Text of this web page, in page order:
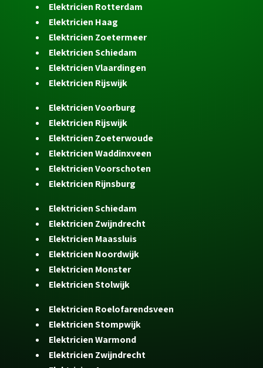
Elektricien Rotterdam
Elektricien Haag
Elektricien Zoetermeer
Elektricien Schiedam
Elektricien Vlaardingen
Elektricien Rijswijk
Elektricien Voorburg
Elektricien Rijswijk
Elektricien Zoeterwoude
Elektricien Waddinxveen
Elektricien Voorschoten
Elektricien Rijnsburg
Elektricien Schiedam
Elektricien Zwijndrecht
Elektricien Maassluis
Elektricien Noordwijk
Elektricien Monster
Elektricien Stolwijk
Elektricien Roelofarendsveen
Elektricien Stompwijk
Elektricien Warmond
Elektricien Zwijndrecht